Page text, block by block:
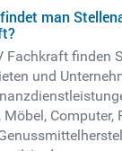
man
Fachkraft finden
und
Computer,